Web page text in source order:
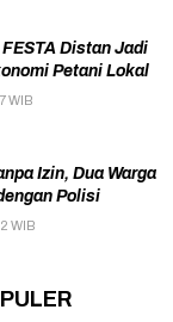
Distan Jadi
Petani Lokal
WIB
Izin, Dua Warga
Polisi
WIB